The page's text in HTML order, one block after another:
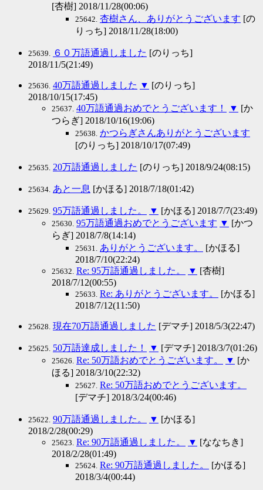
[杏樹] 2018/11/28(00:06)
25642. 杏樹さん、ありがとうございます [の
りっち] 2018/11/28(18:00)
25639. ６０万語通過しました [のりっち]
2018/11/5(21:49)
25636. 40万語通過しました ▼ [のりっち]
2018/10/15(17:45)
25637. 40万語通過おめでとうございます！ ▼ [か
つらぎ] 2018/10/16(19:06)
25638. かつらぎさんありがとうございます
[のりっち] 2018/10/17(07:49)
25635. 20万語通過しました [のりっち] 2018/9/24(08:15)
25634. あと一息 [かほる] 2018/7/18(01:42)
25629. 95万語通過しました。 ▼ [かほる] 2018/7/7(23:49)
25630. 95万語通過おめでとうございます ▼ [かつ
らぎ] 2018/7/8(14:14)
25631. ありがとうございます。
[かほる]
2018/7/10(22:24)
25632. Re: 95万語通過しました。 ▼ [杏樹]
2018/7/12(00:55)
25633. Re: ありがとうございます。
[かほる]
2018/7/12(11:50)
25628. 現在70万語通過しました [デマチ] 2018/5/3(22:47)
25625. 50万語達成しました！ ▼ [デマチ] 2018/3/7(01:26)
25626. Re: 50万語おめでとうございます。 ▼ [か
ほる] 2018/3/10(22:32)
25627. Re: 50万語おめでとうございます。
[デマチ] 2018/3/24(00:46)
25622. 90万語通過しました。 ▼ [かほる]
2018/2/28(00:29)
25623. Re: 90万語通過しました。 ▼ [ななちき]
2018/2/28(01:49)
25624. Re: 90万語通過しました。
[かほる]
2018/3/4(00:44)